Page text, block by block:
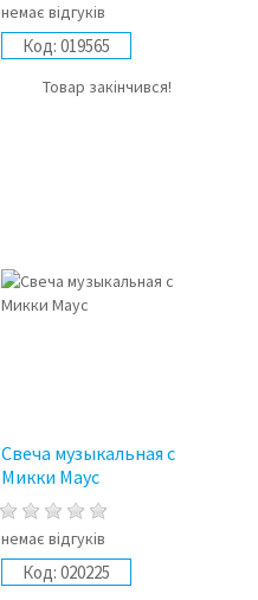
немає відгуків
Код: 019565
Товар закінчився!
Свеча музыкальная с
Микки Маус
немає відгуків
Код: 020225